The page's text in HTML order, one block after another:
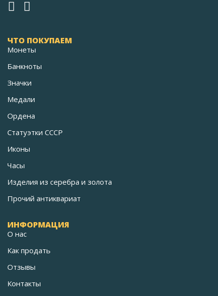
ЧТО ПОКУПАЕМ
Монеты
Банкноты
Значки
Медали
Ордена
Статуэтки СССР
Иконы
Часы
Изделия из серебра и золота
Прочий антиквариат
ИНФОРМАЦИЯ
О нас
Как продать
Отзывы
Контакты